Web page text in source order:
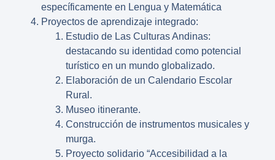
específicamente en Lengua y Matemática
Proyectos de aprendizaje integrado:
Estudio de Las Culturas Andinas:
destacando su identidad como potencial
turístico en un mundo globalizado.
Elaboración de un Calendario Escolar
Rural.
Museo itinerante.
Construcción de instrumentos musicales y
murga.
Proyecto solidario “Accesibilidad a la